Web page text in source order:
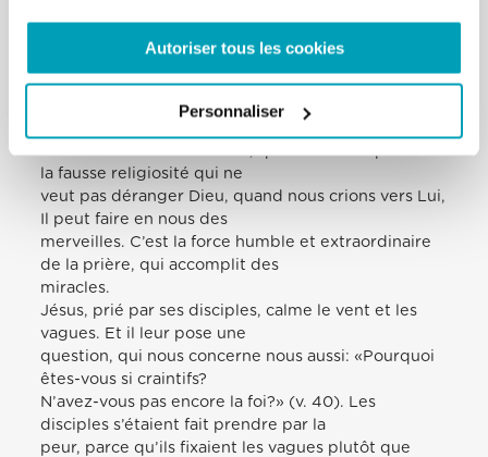
Autoriser tous les cookies
Personnaliser
croire que nous ne nous suffisons pas à nous-
mêmes, par le fait de sentir que
nous avons besoin de Dieu. Quand nous dépassons
la fausse religiosité qui ne
veut pas déranger Dieu, quand nous crions vers Lui,
Il peut faire en nous des
merveilles. C’est la force humble et extraordinaire
de la prière, qui accomplit des
miracles.
Jésus, prié par ses disciples, calme le vent et les
vagues. Et il leur pose une
question, qui nous concerne nous aussi: «Pourquoi
êtes-vous si craintifs?
N’avez-vous pas encore la foi?» (v. 40). Les
disciples s’étaient fait prendre par la
peur, parce qu’ils fixaient les vagues plutôt que